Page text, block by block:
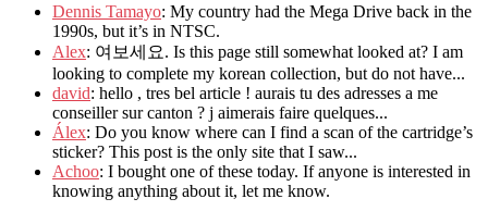
Dennis Tamayo: My country had the Mega Drive back in the
1990s, but it’s in NTSC.
Alex: 여보세요. Is this page still somewhat looked at? I am
looking to complete my korean collection, but do not have...
david: hello , tres bel article ! aurais tu des adresses a me
conseiller sur canton ? j aimerais faire quelques...
Álex: Do you know where can I find a scan of the cartridge’s
sticker? This post is the only site that I saw...
Achoo: I bought one of these today. If anyone is interested in
knowing anything about it, let me know.